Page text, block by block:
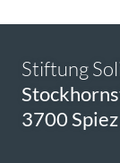
Stiftung
3700 Spiez